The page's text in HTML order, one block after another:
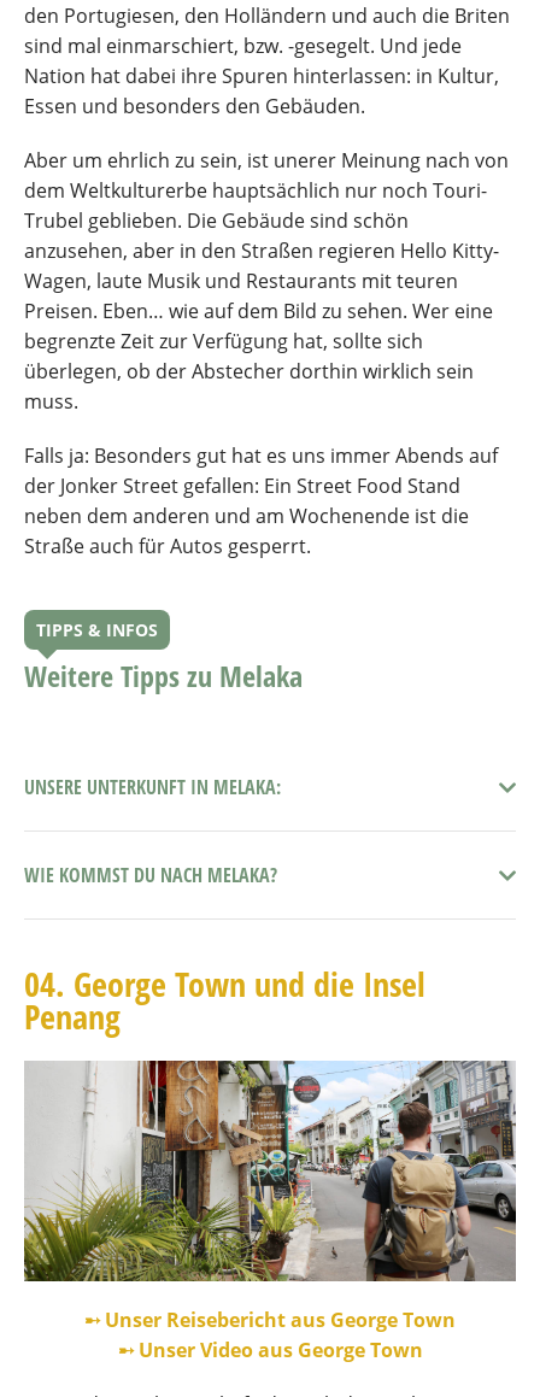
den Portugiesen, den Holländern und auch die Briten
sind mal einmarschiert, bzw. -gesegelt. Und jede
Nation hat dabei ihre Spuren hinterlassen: in Kultur,
Essen und besonders den Gebäuden.
Aber um ehrlich zu sein, ist unerer Meinung nach von
dem Weltkulturerbe hauptsächlich nur noch Touri-
Trubel geblieben. Die Gebäude sind schön
anzusehen, aber in den Straßen regieren Hello Kitty-
Wagen, laute Musik und Restaurants mit teuren
Preisen. Eben… wie auf dem Bild zu sehen. Wer eine
begrenzte Zeit zur Verfügung hat, sollte sich
überlegen, ob der Abstecher dorthin wirklich sein
muss.
Falls ja: Besonders gut hat es uns immer Abends auf
der Jonker Street gefallen: Ein Street Food Stand
neben dem anderen und am Wochenende ist die
Straße auch für Autos gesperrt.
TIPPS & INFOS
Weitere Tipps zu Melaka
UNSERE UNTERKUNFT IN MELAKA:
WIE KOMMST DU NACH MELAKA?
04. George Town und die Insel
Penang
➸ Unser Reisebericht aus George Town
➸ Unser Video aus George Town